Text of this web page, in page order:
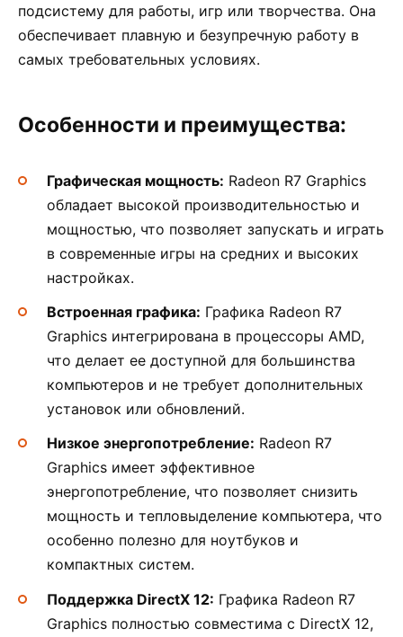
подсистему для работы, игр или творчества. Она
обеспечивает плавную и безупречную работу в
самых требовательных условиях.
Особенности и преимущества:
Графическая мощность: Radeon R7 Graphics
обладает высокой производительностью и
мощностью, что позволяет запускать и играть
в современные игры на средних и высоких
настройках.
Встроенная графика: Графика Radeon R7
Graphics интегрирована в процессоры AMD,
что делает ее доступной для большинства
компьютеров и не требует дополнительных
установок или обновлений.
Низкое энергопотребление: Radeon R7
Graphics имеет эффективное
энергопотребление, что позволяет снизить
мощность и тепловыделение компьютера, что
особенно полезно для ноутбуков и
компактных систем.
Поддержка DirectX 12: Графика Radeon R7
Graphics полностью совместима с DirectX 12,